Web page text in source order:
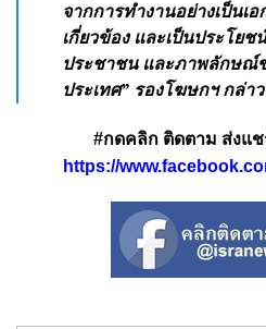
จากการทำงานอย่างเป็นเ
เกี่ยวข้อง และเป็นประโย
ประชาชน และภาพลักษณ์ข
ประเทศ” รองโฆษกฯ กล่าว
#กดคลิก ติดตาม ส่งแ
https://